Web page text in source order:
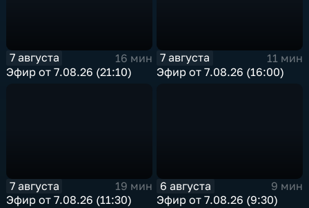
7 августа
16 мин
Эфир от 7.08.26 (21:10)
7 августа
11 мин
Эфир от 7.08.26 (16:00)
7 августа
19 мин
Эфир от 7.08.26 (11:30)
6 августа
9 мин
Эфир от 7.08.26 (9:30)